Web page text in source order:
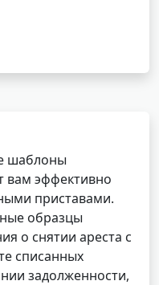
шаблоны
вам эффективно
приставами.
образцы
о снятии ареста с
списанных
задолженности,